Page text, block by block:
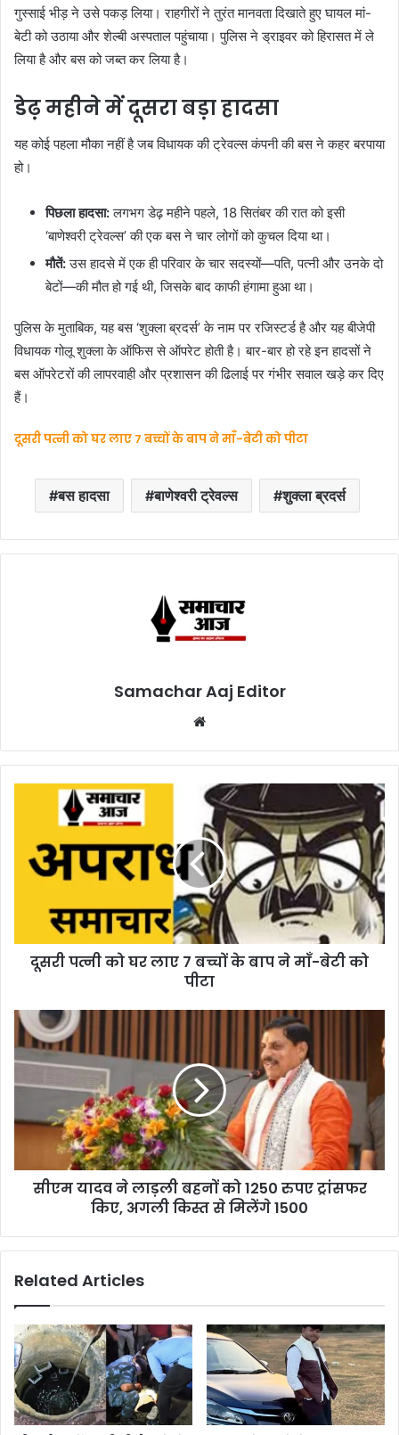
गुस्साई भीड़ ने उसे पकड़ लिया। राहगीरों ने तुरंत मानवता दिखाते हुए घायल मां-
बेटी को उठाया और शेल्बी अस्पताल पहुंचाया। पुलिस ने ड्राइवर को हिरासत में ले
लिया है और बस को जब्त कर लिया है।
डेढ़ महीने में दूसरा बड़ा हादसा
यह कोई पहला मौका नहीं है जब विधायक की ट्रेवल्स कंपनी की बस ने कहर बरपाया
हो।
पिछला हादसा:लगभग डेढ़ महीने पहले, 18 सितंबर की रात को इसी
‘बाणेश्वरी ट्रेवल्स’ की एक बस ने चार लोगों को कुचल दिया था।
मौतें:उस हादसे में एक ही परिवार के चार सदस्यों—पति, पत्नी और उनके दो
बेटों—की मौत हो गई थी, जिसके बाद काफी हंगामा हुआ था।
पुलिस के मुताबिक, यह बस ‘शुक्ला ब्रदर्स’ के नाम पर रजिस्टर्ड है और यह बीजेपी
विधायक गोलू शुक्ला के ऑफिस से ऑपरेट होती है। बार-बार हो रहे इन हादसों ने
बस ऑपरेटरों की लापरवाही और प्रशासन की ढिलाई पर गंभीर सवाल खड़े कर दिए
हैं।
दूसरी पत्नी को घर लाए 7 बच्चों के बाप ने माँ-बेटी को पीटा
बस हादसा बाणेश्वरी ट्रेवल्स शुक्ला ब्रदर्स
Samachar Aaj Editor
दूसरी पत्नी को घर लाए 7 बच्चों के बाप ने माँ-बेटी को
पीटा
सीएम यादव ने लाड़ली बहनों को 1250 रुपए ट्रांसफर
किए, अगली किस्त से मिलेंगे 1500
Related Articles